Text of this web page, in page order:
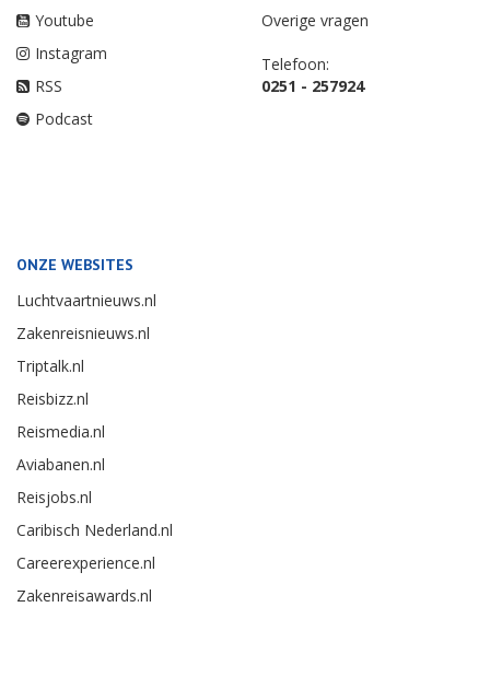
Youtube
Instagram
RSS
Podcast
Overige vragen
Telefoon:
0251 - 257924
ONZE WEBSITES
Luchtvaartnieuws.nl
Zakenreisnieuws.nl
Triptalk.nl
Reisbizz.nl
Reismedia.nl
Aviabanen.nl
Reisjobs.nl
Caribisch Nederland.nl
Careerexperience.nl
Zakenreisawards.nl